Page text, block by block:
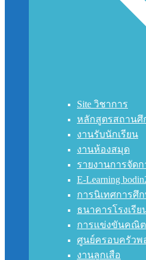
Site วิชาการ
หลักสูตรสถานศึ
งานรับนักเรียน
งานห้องสมุด
รายงานการจัด
E-Learning
การนิเทศการศึ
ธนาคารโรงเรีย
การแข่งขันคณิ
ศูนย์ครอบครัวพ
งานลูกเสือ